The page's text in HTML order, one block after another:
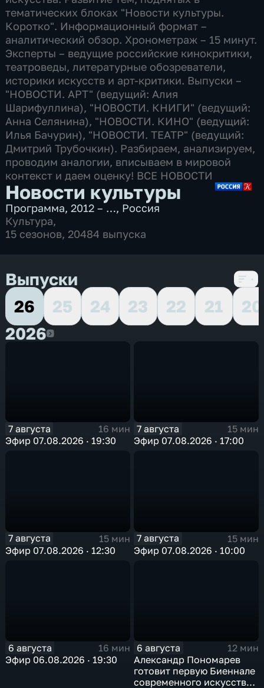
тематических блоках "Новости культуры.
Коротко". Информационный формат –
аналитический обзор. Хронометраж – 15 минут.
Эксперты – ведущие российские кинокритики,
театроведы, литературные обозреватели,
историки искусств и арт-критики. Выпуски –
"НОВОСТИ. АРТ" (ведущий: Алия
Шарифуллина), "НОВОСТИ. КНИГИ" (ведущий:
Анна Селянина), "НОВОСТИ. КИНО" (ведущий:
Илья Бачурин), "НОВОСТИ. ТЕАТР" (ведущий:
Дмитрий Трубочкин). Разбираем, анализируем,
проводим аналогии, вписываем в мировой
контекст и даем оценку! ВСЕ НОВОСТИ
Новости культуры
Программа,2012 – …, Россия
Культура,
15 сезонов, 20484 выпуска
Выпуски
26
25 24 23 22 21
20
20262026
7 августа
16 мин
Эфир 07.08.2026 · 19:30
7 августа
15 мин
Эфир 07.08.2026 · 17:00
7 августа
15 мин
Эфир 07.08.2026 · 12:30
7 августа
15 мин
Эфир 07.08.2026 · 10:00
6 августа
16 мин
Эфир 06.08.2026 · 19:30
6 августа
12 мин
Александр Пономарев
готовит первую Биеннале
современного искусства